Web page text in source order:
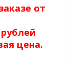
от
цена.